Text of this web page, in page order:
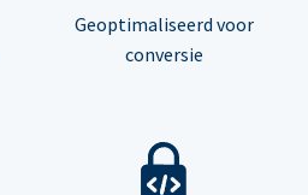
Geoptimaliseerd voor
conversie